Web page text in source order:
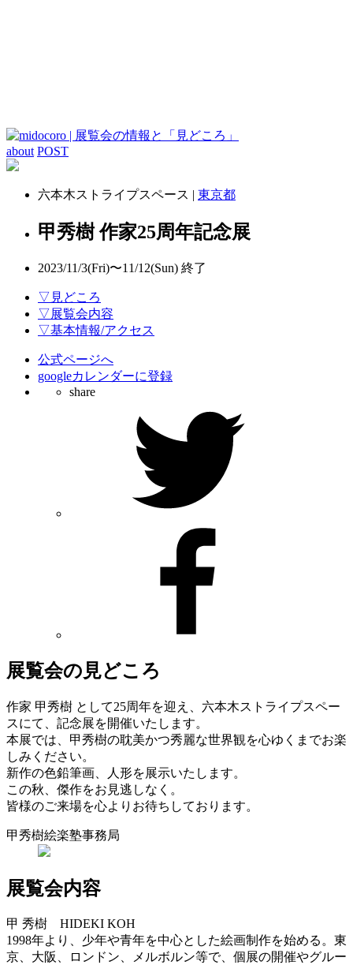
about POST
六本木ストライプスペース | 東京都
甲秀樹 作家25周年記念展
2023/11/3(Fri)〜11/12(Sun) 終了
▽見どころ
▽展覧会内容
▽基本情報/アクセス
公式ページへ
googleカレンダーに登録
share
展覧会の見どころ
作家 甲秀樹 として25周年を迎え、六本木ストライプスペー
スにて、記念展を開催いたします。
本展では、甲秀樹の耽美かつ秀麗な世界観を心ゆくまでお楽
しみください。
新作の色鉛筆画、人形を展示いたします。
この秋、傑作をお見逃しなく。
皆様のご来場を心よりお待ちしております。
甲秀樹絵楽塾事務局
展覧会内容
甲 秀樹 HIDEKI KOH
1998年より、少年や青年を中心とした絵画制作を始める。東
京、大阪、ロンドン、メルボルン等で、個展の開催やグルー